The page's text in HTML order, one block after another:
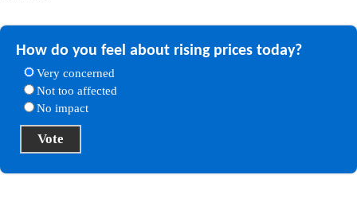
How do you feel about rising prices today?
Very concerned
Not too affected
No impact